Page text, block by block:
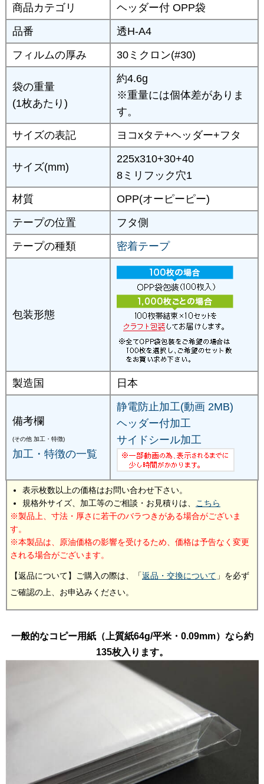
商品カテゴリ
ヘッダー付 OPP袋
品番
透H-A4
フィルムの厚み
30ミクロン(#30)
袋の重量
(1枚あたり)
約4.6g
※重量には個体差がありま
す。
サイズの表記
ヨコxタテ+ヘッダー+フタ
サイズ(mm)
225x310+30+40
8ミリフック穴1
材質
OPP(オーピーピー)
テープの位置
フタ側
テープの種類
密着テープ
包装形態
製造国 日本
備考欄
(その他 加工・特徴)
加工・特徴の一覧
静電防止加工(動画 2MB)
ヘッダー付加工
サイドシール加工
表示枚数以上の価格はお問い合わせ下さい。
規格外サイズ、加工等のご相談・お見積りは、 こちら
製品上、寸法・厚さに若干のバラつきがある場合がございま
す。
本製品は、原油価格の影響を受けるため、価格は予告なく変更
される場合がございます。
【返品について】ご購入の際は、「返品・交換について 」を必ず
ご確認の上、お申込みください。
一般的なコピー用紙（上質紙64g/平米・0.09mm）なら約
135枚入ります。